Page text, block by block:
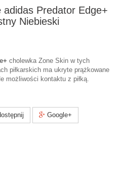
adidas Predator Edge+
Niebieski
cholewka Zone Skin w tych
piłkarskich ma ukryte prążkowane
możliwości kontaktu z piłką.
Google+